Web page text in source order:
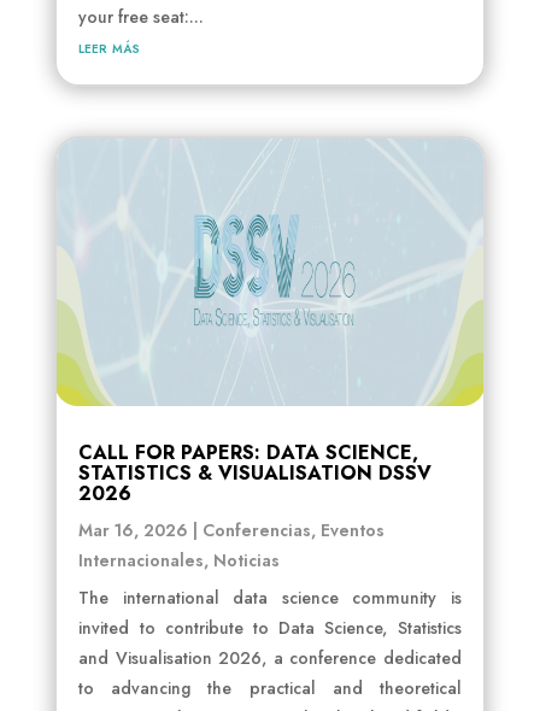
your free seat:...
leer más
CALL FOR PAPERS: DATA SCIENCE,
STATISTICS & VISUALISATION DSSV
2026
Mar 16, 2026 Conferencias, Eventos
Internacionales, Noticias
The international data science community is
invited to contribute to Data Science, Statistics
and Visualisation 2026, a conference dedicated
to advancing the practical and theoretical